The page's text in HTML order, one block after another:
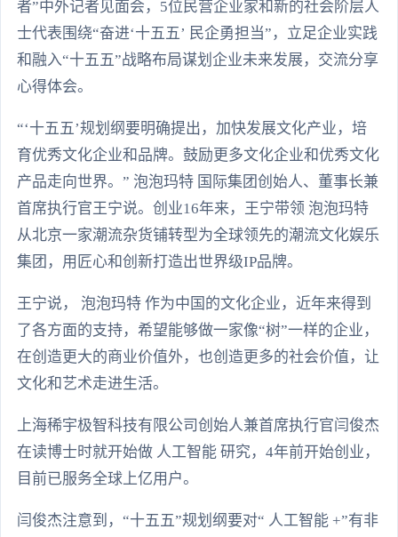
者”中外记者见面会，5位民营企业家和新的社会阶层人
士代表围绕“奋进‘十五五’ 民企勇担当”，立足企业实践
和融入“十五五”战略布局谋划企业未来发展，交流分享
心得体会。
“‘十五五’规划纲要明确提出，加快发展文化产业，培
育优秀文化企业和品牌。鼓励更多文化企业和优秀文化
产品走向世界。” 泡泡玛特 国际集团创始人、董事长兼
首席执行官王宁说。创业16年来，王宁带领 泡泡玛特
从北京一家潮流杂货铺转型为全球领先的潮流文化娱乐
集团，用匠心和创新打造出世界级IP品牌。
王宁说， 泡泡玛特 作为中国的文化企业，近年来得到
了各方面的支持，希望能够做一家像“树”一样的企业，
在创造更大的商业价值外，也创造更多的社会价值，让
文化和艺术走进生活。
上海稀宇极智科技有限公司创始人兼首席执行官闫俊杰
在读博士时就开始做 人工智能 研究，4年前开始创业，
目前已服务全球上亿用户。
闫俊杰注意到，“十五五”规划纲要对“ 人工智能 +”有非